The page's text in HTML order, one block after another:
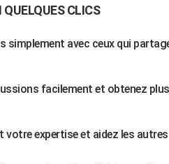
CLICS
simplement avec ceux qui
facilement et obtenez
votre expertise et aidez les